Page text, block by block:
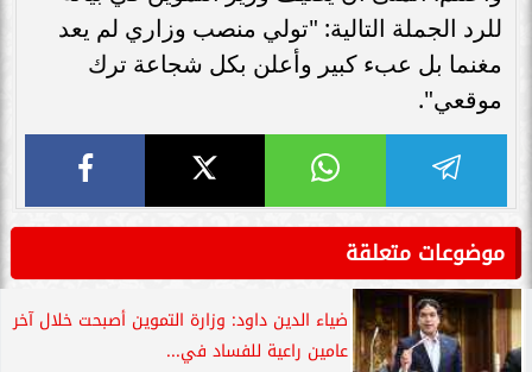
للرد الجملة التالية: "تولي منصب وزاري لم يعد
مغنما بل عبء كبير وأعلن بكل شجاعة ترك
موقعي".
موضوعات متعلقة
ضياء الدين داود: وزارة التموين أصبحت خلال آخر
عامين راعية للفساد في...